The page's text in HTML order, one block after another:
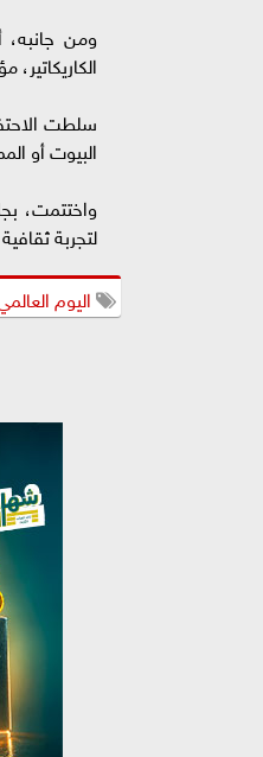
ومن
سلطت
البيوت أو
واختتمت،
لتجربة
اليوم